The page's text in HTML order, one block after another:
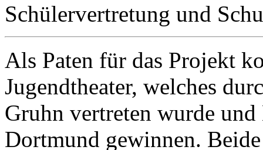
Schülervertretung und
Als Paten für das Projekt
Jugendtheater, welches
Gruhn vertreten wurde
Dortmund gewinnen.